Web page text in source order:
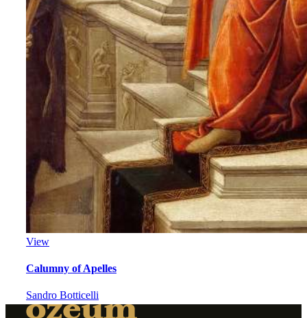
View
Calumny of Apelles
Sandro Botticelli